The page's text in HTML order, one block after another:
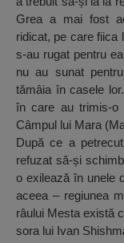
Grea a mai fost
ridicat, pe care fiica
s-au rugat pentru
nu au sunat
tămâia în casele
în care au trimis-o
Câmpul lui Mara
După ce a
refuzat să-și
o exilează în unele
aceea – regiunea
râului Mesta există
sora lui Ivan